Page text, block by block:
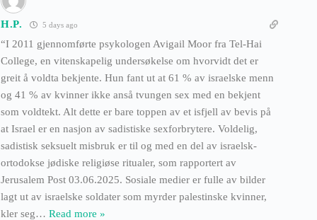
H.P. 5 days ago
“I 2011 gjennomførte psykologen Avigail Moor fra Tel-Hai
College, en vitenskapelig undersøkelse om hvorvidt det er
greit å voldta bekjente. Hun fant ut at 61 % av israelske menn
og 41 % av kvinner ikke anså tvungen sex med en bekjent
som voldtekt. Alt dette er bare toppen av et isfjell av bevis på
at Israel er en nasjon av sadistiske sexforbrytere. Voldelig,
sadistisk seksuelt misbruk er til og med en del av israelsk-
ortodokse jødiske religiøse ritualer, som rapportert av
Jerusalem Post 03.06.2025. Sosiale medier er fulle av bilder
lagt ut av israelske soldater som myrder palestinske kvinner,
kler seg… Read more »